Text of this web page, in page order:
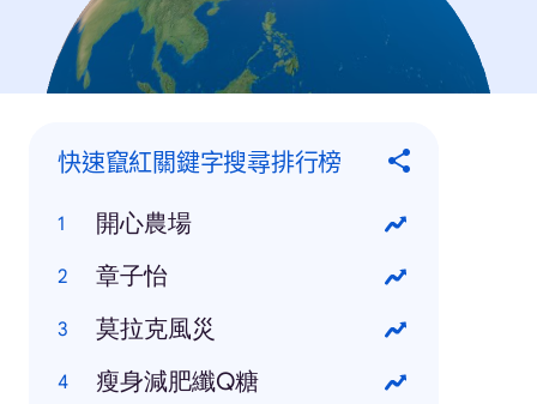
快速竄紅關鍵字搜尋排行榜
開心農場
章子怡
莫拉克風災
瘦身減肥纖Q糖